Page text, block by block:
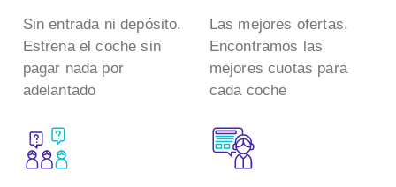
Sin entrada ni depósito.
Estrena el coche sin
pagar nada por
adelantado
Las mejores ofertas.
Encontramos las
mejores cuotas para
cada coche